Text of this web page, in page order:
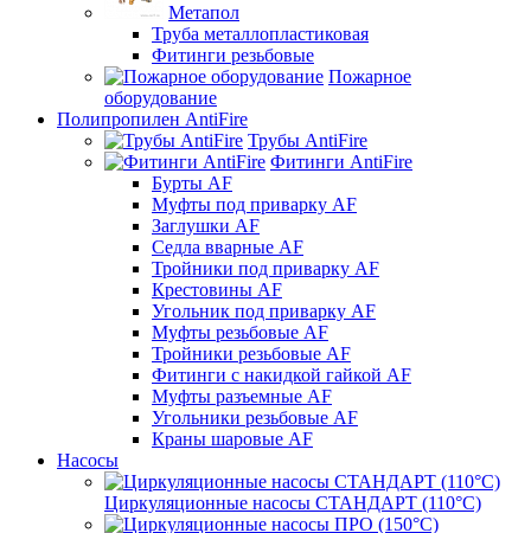
Метапол
Труба металлопластиковая
Фитинги резьбовые
Пожарное
оборудование
Полипропилен AntiFire
Трубы AntiFire
Фитинги AntiFire
Бурты AF
Муфты под приварку AF
Заглушки AF
Седла вварные AF
Тройники под приварку AF
Крестовины AF
Угольник под приварку AF
Муфты резьбовые AF
Тройники резьбовые AF
Фитинги с накидкой гайкой AF
Муфты разъемные AF
Угольники резьбовые AF
Краны шаровые AF
Насосы
Циркуляционные насосы СТАНДАРТ (110°C)